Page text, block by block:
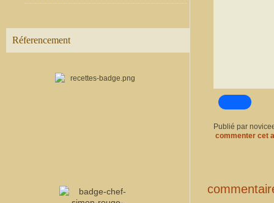
Réferencement
Publié par
commenter cet